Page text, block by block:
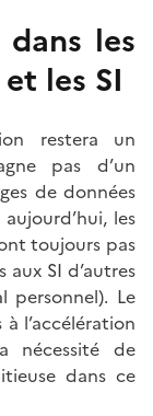
les
les SI
restera un
pas d’un
de données
les
toujours pas
SI d’autres
personnel). Le
l’accélération
nécessité de
dans ce